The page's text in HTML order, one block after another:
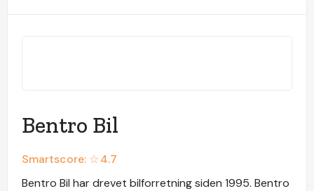
Bentro Bil
Smartscore: ☆4.7
Bentro Bil har drevet bilforretning siden 1995. Bentro